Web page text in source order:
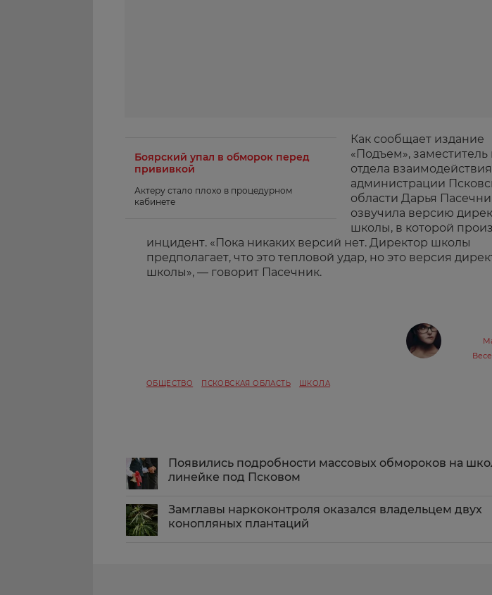
Боярский упал в обморок перед
прививкой
Актеру стало плохо в процедурном
кабинете
Как сообщает издание
«Подъем», заместитель
отдела
администрации
области Дарья
озвучила версию
школы, в которой
инцидент. «Пока никаких версий нет. Директор школы
предполагает, что это тепловой удар, но это версия
школы», — говорит Пасечник.
ОБЩЕСТВО ПСКОВСКАЯ ОБЛАСТЬ ШКОЛА
Появились подробности массовых обмороков на
линейке под Псковом
Замглавы наркоконтроля оказался владельцем двух
конопляных плантаций